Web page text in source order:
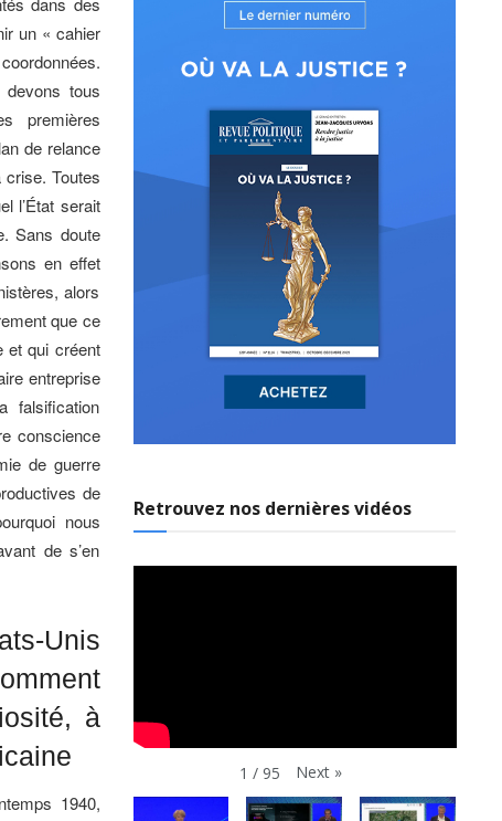
un « cahier
devons tous
premières
de relance
Toutes
l’État serait
Sans doute
en effet
alors
que ce
et qui créent
entreprise
falsification
conscience
de guerre
de
nous
de s’en
Unis
à
1940,
Retrouvez nos dernières vidéos
1 / 95 Next »